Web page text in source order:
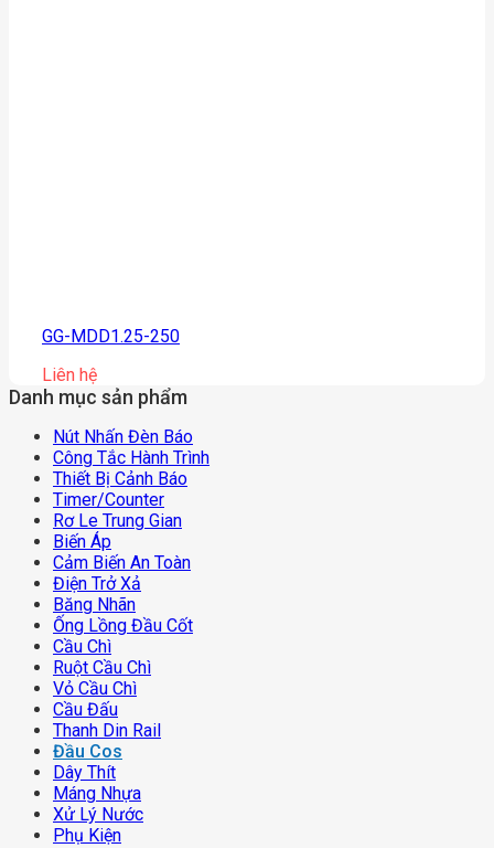
GG-MDD1.25-250
Liên hệ
Danh mục sản phẩm
Nút Nhấn Đèn Báo
Công Tắc Hành Trình
Thiết Bị Cảnh Báo
Timer/counter
Rơ Le Trung Gian
Biến Áp
Cảm Biến An Toàn
Điện Trở Xả
Băng Nhãn
Ống Lồng Đầu Cốt
Cầu Chì
Ruột Cầu Chì
Vỏ Cầu Chì
Cầu Đấu
Thanh Din Rail
Đầu Cos
Dây Thít
Máng Nhựa
Xử Lý Nước
Phụ Kiện